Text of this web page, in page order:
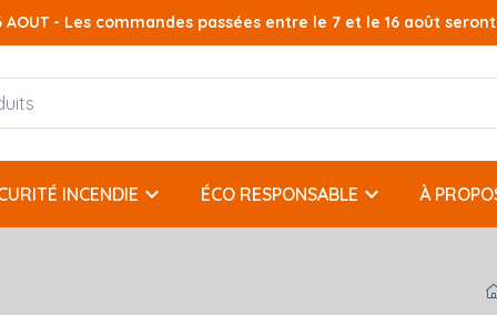
AOUT - Les commandes passées entre le 7 et le 16 août
AOUT - Les commandes passées entre le 7 et le 16 août
INCENDIE keyboard_arrow_down ÉCO RESPONSABLE keyboard_arrow_down À